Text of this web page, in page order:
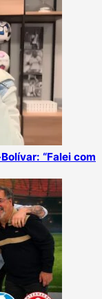
“Falei com